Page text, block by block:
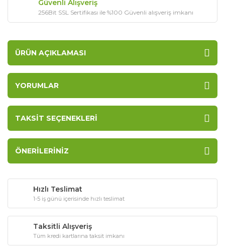
Güvenli Alışveriş
256Bit SSL Sertifikası ile %100 Güvenli alışveriş imkanı
ÜRÜN AÇIKLAMASI
YORUMLAR
TAKSIT SEÇENEKLERI
ÖNERILERINIZ
Hızlı Teslimat
1-5 iş günü içerisinde hızlı teslimat
Taksitli Alışveriş
Tüm kredi kartlarına taksit imkanı